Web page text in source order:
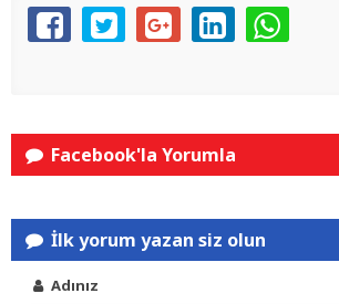
Facebook'la Yorumla
İlk yorum yazan siz olun
Adınız